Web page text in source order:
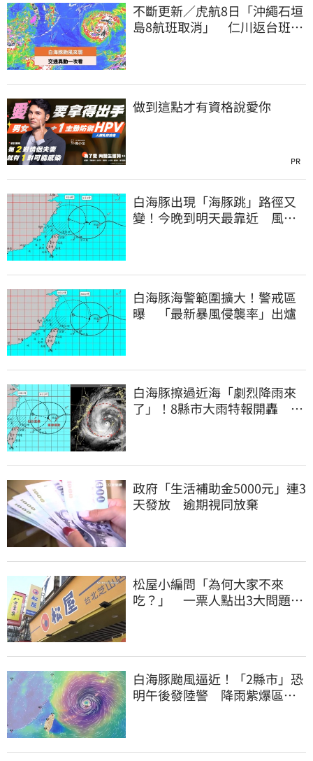
不斷更新／虎航8日「沖繩石垣
島8航班取消」 仁川返台班機
做到這點才有資格說愛你
PR
白海豚出現「海豚跳」路徑又
變！今晚到明天最靠近 風雨
白海豚海警範圍擴大！警戒區
曝 「最新暴風侵襲率」出爐
白海豚擦過近海「劇烈降雨來
了」！8縣市大雨特報開轟 今
政府「生活補助金5000元」連3
天發放 逾期視同放棄
松屋小編問「為何大家不來
吃？」 一票人點出3大問題：
白海豚颱風逼近！「2縣市」恐
明午後發陸警 降雨紫爆區域